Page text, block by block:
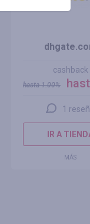
cashback
hasta1.00%
1
IR A
MÁS